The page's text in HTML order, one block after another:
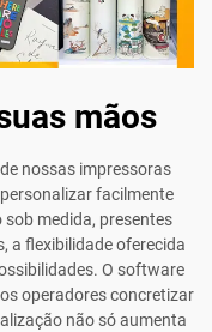
mãos
nossas impressoras
facilmente
medida, presentes
a flexibilidade oferecida
O software
operadores concretizar
não só aumenta